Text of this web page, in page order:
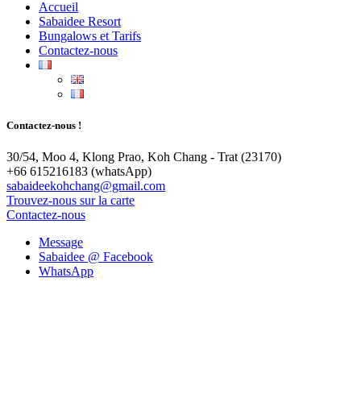
Accueil
Sabaidee Resort
Bungalows et Tarifs
Contactez-nous
Contactez-nous !
30/54, Moo 4, Klong Prao, Koh Chang - Trat (23170)
+66 615216183 (whatsApp)
sabaideekohchang@gmail.com
Trouvez-nous sur la carte
Contactez-nous
Message
Sabaidee @ Facebook
WhatsApp